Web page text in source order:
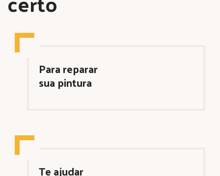
Para reparar
sua pintura
Te ajudar